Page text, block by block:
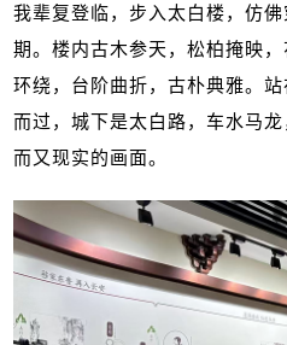
我辈复登临，步入太白楼，仿
期。楼内古木参天，松柏掩映
环绕，台阶曲折，古朴典雅。
而过，城下是太白路，车水马
而又现实的画面。